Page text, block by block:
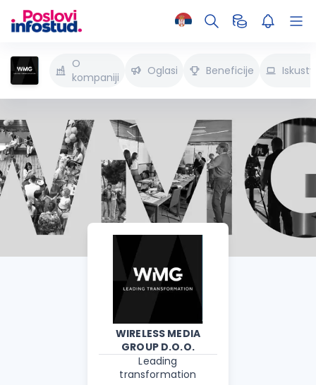
O
kompaniji
Oglasi Beneficije
WIRELESS MEDIA
GROUP D.O.O.
Leading
transformation